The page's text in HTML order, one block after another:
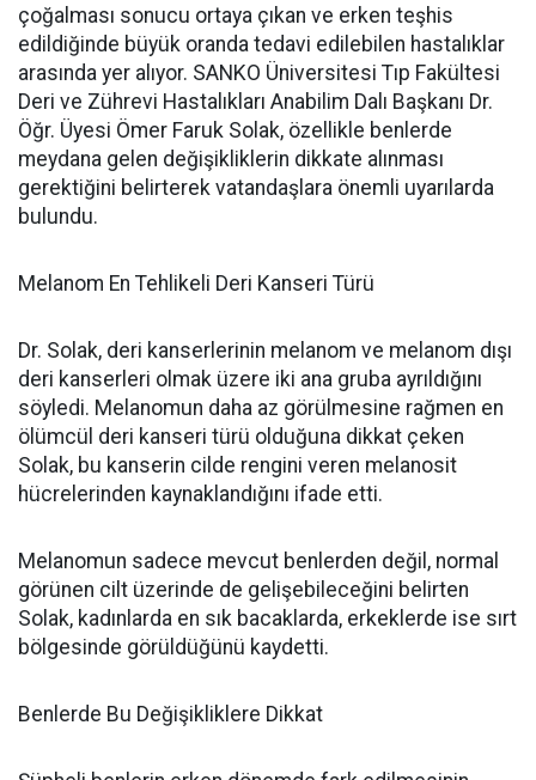
çoğalması sonucu ortaya çıkan ve erken teşhis
edildiğinde büyük oranda tedavi edilebilen hastalıklar
arasında yer alıyor. SANKO Üniversitesi Tıp Fakültesi
Deri ve Zührevi Hastalıkları Anabilim Dalı Başkanı Dr.
Öğr. Üyesi Ömer Faruk Solak, özellikle benlerde
meydana gelen değişikliklerin dikkate alınması
gerektiğini belirterek vatandaşlara önemli uyarılarda
bulundu.
Melanom En Tehlikeli Deri Kanseri Türü
Dr. Solak, deri kanserlerinin melanom ve melanom dışı
deri kanserleri olmak üzere iki ana gruba ayrıldığını
söyledi. Melanomun daha az görülmesine rağmen en
ölümcül deri kanseri türü olduğuna dikkat çeken
Solak, bu kanserin cilde rengini veren melanosit
hücrelerinden kaynaklandığını ifade etti.
Melanomun sadece mevcut benlerden değil, normal
görünen cilt üzerinde de gelişebileceğini belirten
Solak, kadınlarda en sık bacaklarda, erkeklerde ise sırt
bölgesinde görüldüğünü kaydetti.
Benlerde Bu Değişikliklere Dikkat